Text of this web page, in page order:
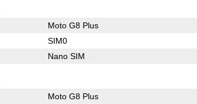
Moto G8 Plus
SIM0
Nano SIM
Moto G8 Plus